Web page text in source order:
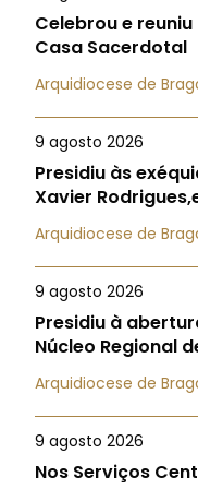
Celebrou e
Casa Sacerdotal
Arquidiocese de
9 agosto 2026
Presidiu às
Xavier
Arquidiocese de
9 agosto 2026
Presidiu à
Núcleo Regional
Arquidiocese de
9 agosto 2026
Nos Serviços